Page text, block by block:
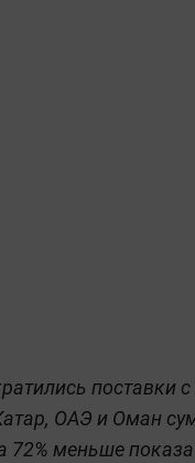
поставки
ОАЭ и Оман
72% меньше